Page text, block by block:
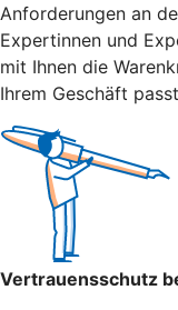
Anforderungen an
Expertinnen und
mit Ihnen die
Ihrem Geschäft
Vertrauensschutz